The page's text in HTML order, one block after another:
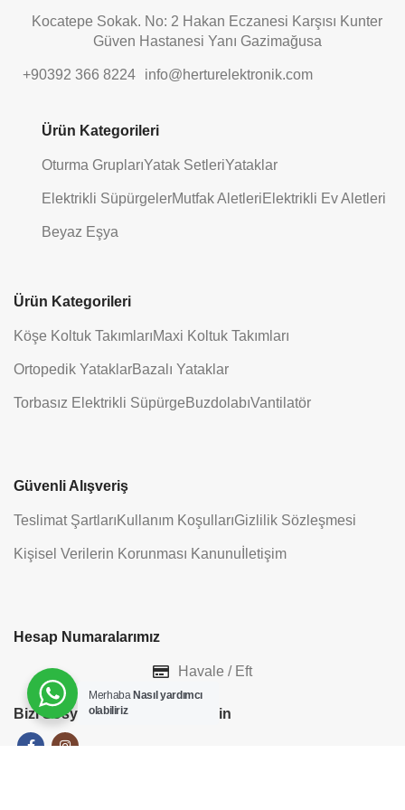
Kocatepe Sokak. No: 2 Hakan Eczanesi Karşısı Kunter
Güven Hastanesi Yanı Gazimağusa
+90392 366 8224 info@herturelektronik.com
Ürün Kategorileri
Oturma GruplarıYatak SetleriYataklar
Elektrikli SüpürgelerMutfak AletleriElektrikli Ev Aletleri
Beyaz Eşya
Ürün Kategorileri
Köşe Koltuk TakımlarıMaxi Koltuk Takımları
Ortopedik YataklarBazalı Yataklar
Torbasız Elektrikli SüpürgeBuzdolabıVantilatör
Güvenli Alışveriş
Teslimat ŞartlarıKullanım KoşullarıGizlilik Sözleşmesi
Kişisel Verilerin Korunması Kanunu İletişim
Hesap Numaralarımız
Havale / Eft
Bizi Sosyal Medyada Takip Edin
Merhaba Nasıl yardımcı
olabiliriz